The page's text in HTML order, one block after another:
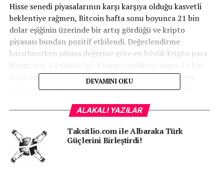
Hisse senedi piyasalarının karşı karşıya olduğu kasvetli
beklentiye rağmen, Bitcoin hafta sonu boyunca 21 bin
dolar eşiğinin üzerinde bir artış gördüğü ve kripto
piyasası bundan pozitif etkilendi. Değerlendirme
hazırlanırken piyasa değerine göre en büyük kripto para
dolar seviyesinin biraz altında konsolide oluyor. Ekim
ayının sonundaki büyük kırılmadan bu yana yükseliş
fonlama oranlarının yüksek seviyelere ulaşmasıyla hala
%1.6’lık bir kayba rağmen 1.600 dolar seviyesine
yaklaşıyor. MATIC %5,3’lük bir artışla liderliği alırken ve
SOL, konferans sonrası bir kalıntıdan %9,33 düştü.
DEVAMINI OKU
ALAKALI YAZILAR
Taksitlio.com ile Albaraka Türk
Güçlerini Birleştirdi!